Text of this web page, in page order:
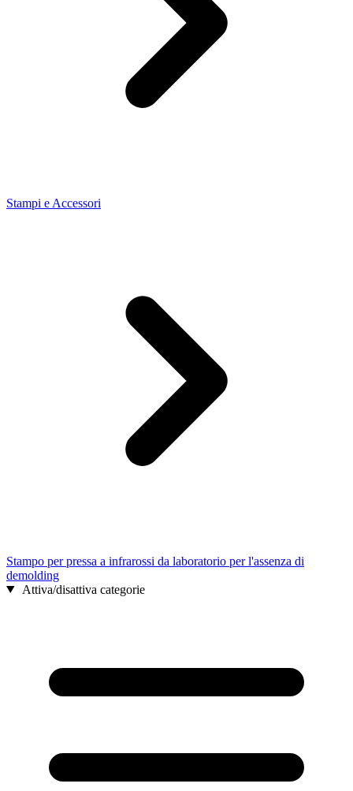
Stampi e Accessori
Stampo per pressa a infrarossi da laboratorio per l'assenza di
demolding
Attiva/disattiva categorie